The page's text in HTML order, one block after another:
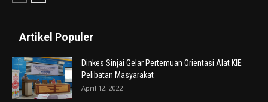
Artikel Populer
Dinkes Sinjai Gelar Pertemuan Orientasi Alat KIE
Pelibatan Masyarakat
April 12, 2022